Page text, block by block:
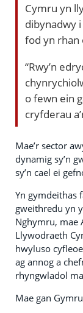
Cymru yn
dibynadwy i
fod yn rhan
“Rwy’n
o fewn ein
cryfderau
Mae’r sector
dynamig sy’n
sy’n cael ei
Yn gymdeithas
gweithredu yn
Nghymru, mae
Llywodraeth
hwyluso
ag annog a
rhyngwladol
Mae gan